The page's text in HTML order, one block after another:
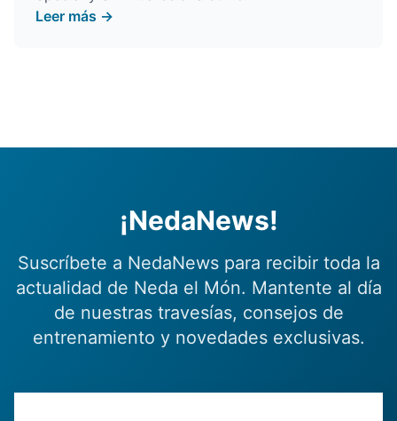
Leer más →
¡NedaNews!
Suscríbete a NedaNews para recibir toda la
actualidad de Neda el Món. Mantente al día
de nuestras travesías, consejos de
entrenamiento y novedades exclusivas.